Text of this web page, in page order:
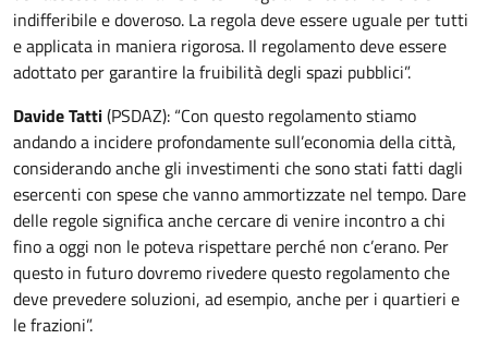
indifferibile e doveroso. La regola deve essere uguale per tutti
e applicata in maniera rigorosa. Il regolamento deve essere
adottato per garantire la fruibilità degli spazi pubblici”.
Davide Tatti(PSDAZ): “Con questo regolamento stiamo
andando a incidere profondamente sull’economia della città,
considerando anche gli investimenti che sono stati fatti dagli
esercenti con spese che vanno ammortizzate nel tempo. Dare
delle regole significa anche cercare di venire incontro a chi
fino a oggi non le poteva rispettare perché non c’erano. Per
questo in futuro dovremo rivedere questo regolamento che
deve prevedere soluzioni, ad esempio, anche per i quartieri e
le frazioni”.